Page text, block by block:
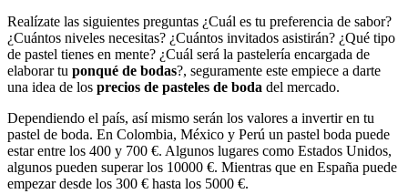
Realízate las siguientes preguntas ¿Cuál es tu preferencia de sabor?
¿Cuántos niveles necesitas? ¿Cuántos invitados asistirán? ¿Qué tipo
de pastel tienes en mente? ¿Cuál será la pastelería encargada de
elaborar tu ponqué de bodas?, seguramente este empiece a darte
una idea de los precios de pasteles de boda del mercado.
Dependiendo el país, así mismo serán los valores a invertir en tu
pastel de boda. En Colombia, México y Perú un pastel boda puede
estar entre los 400 y 700 €. Algunos lugares como Estados Unidos,
algunos pueden superar los 10000 €. Mientras que en España puede
empezar desde los 300 € hasta los 5000 €.